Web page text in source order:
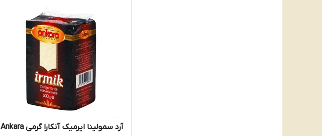
آرد سمولینا ایرمیک آنکارا گرمی Ankara